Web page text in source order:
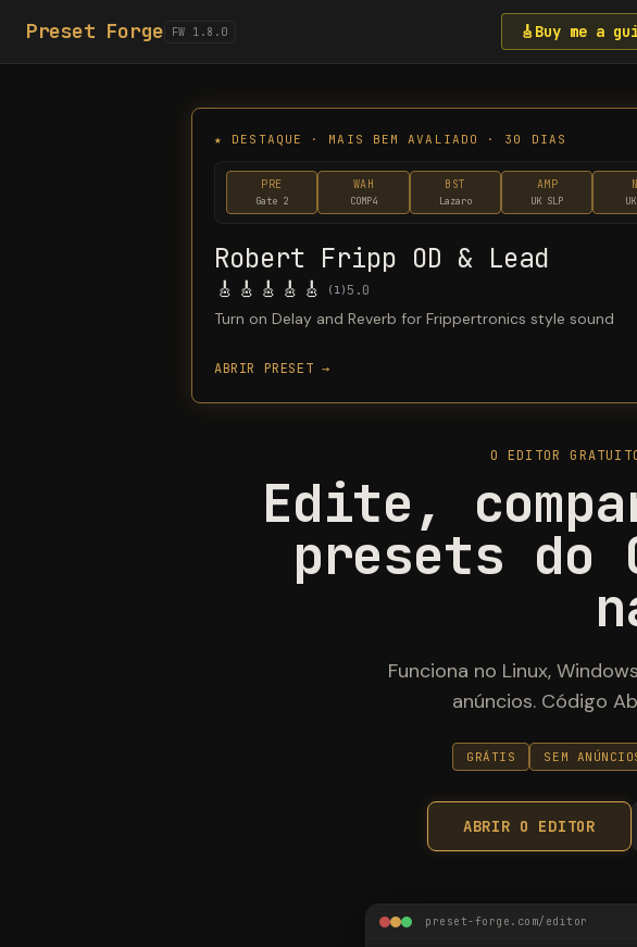
Preset Forge FW 1.8.0 🎸 Buy me a
★ DESTAQUE · MAIS BEM AVALIADO · 30 DIAS
PRE
Gate 2
WAH
COMP4
BST
Lazaro
AMP
UK SLP
Robert Fripp OD & Lead
🎸 🎸 🎸 🎸 🎸 ( 1 ) 5.0
Turn on Delay and Reverb for Frippertronics style sound
ABRIR PRESET →
O EDITOR
Edite,
presets do
Funciona no Linux,
anúncios. Código
GRÁTIS SEM
ABRIR O EDITOR
preset-forge.com/editor